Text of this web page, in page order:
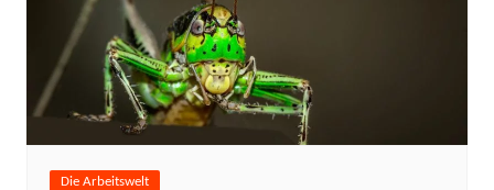
Die Arbeitswelt